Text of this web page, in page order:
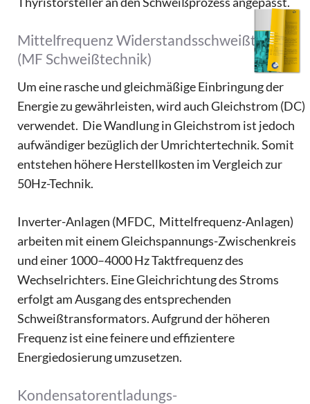
Mittelfrequenz Widerstandsschweißtechnik
(MF Schweißtechnik)
Um eine rasche und gleichmäßige Einbringung der
Energie zu gewährleisten, wird auch Gleichstrom (DC)
verwendet. Die Wandlung in Gleichstrom ist jedoch
aufwändiger bezüglich der Umrichtertechnik. Somit
entstehen höhere Herstellkosten im Vergleich zur
50Hz-Technik.
Inverter-Anlagen (MFDC, Mittelfrequenz-Anlagen)
arbeiten mit einem Gleichspannungs-Zwischenkreis
und einer 1000–4000 Hz Taktfrequenz des
Wechselrichters. Eine Gleichrichtung des Stroms
erfolgt am Ausgang des entsprechenden
Schweißtransformators. Aufgrund der höheren
Frequenz ist eine feinere und effizientere
Energiedosierung umzusetzen.
Kondensatorentladungs-